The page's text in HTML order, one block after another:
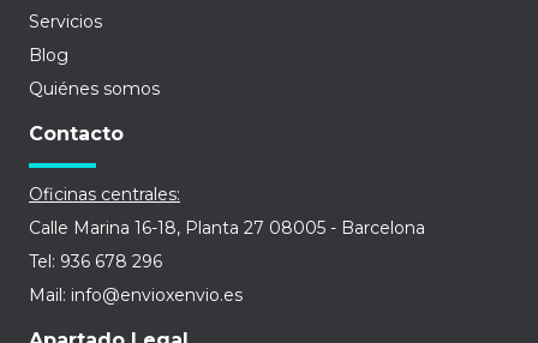
Servicios
Blog
Quiénes somos
Contacto
Oficinas centrales:
Calle Marina 16-18, Planta 27 08005 - Barcelona
Tel: 936 678 296
Mail: info@envioxenvio.es